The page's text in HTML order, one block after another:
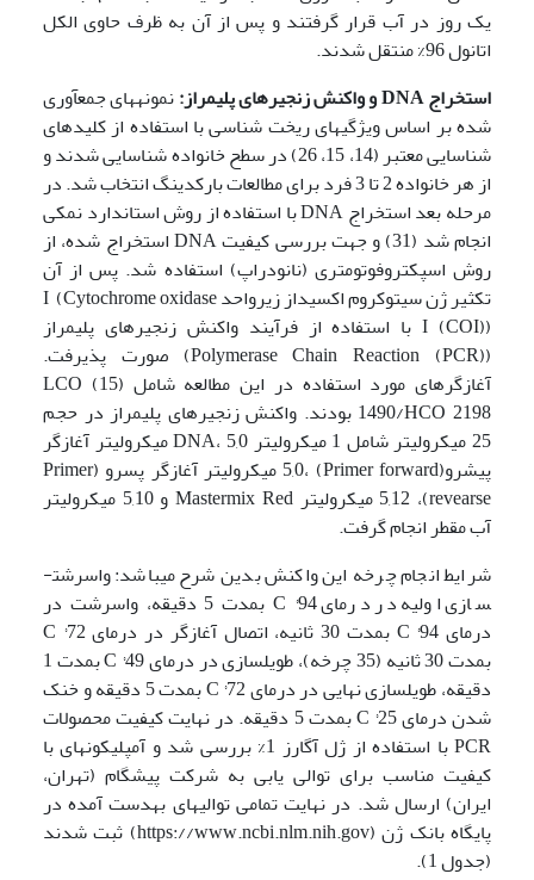
یک روز در آب قرار گرفتند و پس از آن به ظرف حاوی الکل
اتانول 96% منتقل شدند.
استخراجDNAو واکنش زنجیره­ای پلیمراز:نمونه­های جمع­آوری
شده بر اساس ویژگیهای ریخت شناسی با استفاده از کلیدهای
شناسایی معتبر (14، 15، 26) در سطح خانواده شناسایی شدند و
از هر خانواده 2 تا 3 فرد برای مطالعات بارکدینگ انتخاب شد. در
مرحله بعد استخراج DNA با استفاده از روش استاندارد نمکی
انجام شد (31) و جهت بررسی کیفیت DNA استخراج شده، از
روش اسپکتروفوتومتری (نانودراپ) استفاده شد. پس از آن
تکثیر ژن سیتوکروم اکسیداز زیرواحد I (Cytochrome oxidase
I (COI)) با استفاده از فرآیند واکنش زنجیره­ای پلیمراز
(Polymerase Chain Reaction (PCR)) صورت پذیرفت.
آغازگرهای مورد استفاده در این مطالعه شامل (15) LCO
1490/HCO 2198 بودند. واکنش زنجیره­ای پلیمراز در حجم
25 میکرو­لیتر شامل 1 میکرو­لیتر DNA،‌ 5,0 میکرو­لیتر آغازگر
پیشرو(Primer forward) ،‌5,0 میکرو­لیتر آغازگر پسرو (Primer
revearse)، ‌5,12 میکرو­لیتر Mastermix Red و 5,10 میکرولیتر
آب مقطر انجام گرفت.
شرایط انجام چرخه این واکنش بدین شرح می­باشد: واسرشت­
سازی اولیه در درمای C °94 بمدت 5 دقیقه، واسرشت در
درمای C °94 بمدت 30 ثانیه،‌ اتصال آغازگر در درمای C °72
بمدت 30 ثانیه (35 چرخه)، طویل­سازی در درمای C °49 بمدت 1
دقیقه،‌ طویل­سازی نهایی در درمای C °72 بمدت 5 دقیقه و خنک
شدن درمای C °25 بمدت 5 دقیقه. در نهایت کیفیت محصولات
PCR با استفاده از ژل آگارز 1% بررسی شد و آمپلیکون­های با
کیفیت مناسب برای توالی یابی به شرکت پیشگام (تهران،
ایران) ارسال شد. در نهایت تمامی توالی­های به­دست آمده در
پایگاه بانک ژن (https://www.ncbi.nlm.nih.gov) ثبت شدند
(جدول 1).